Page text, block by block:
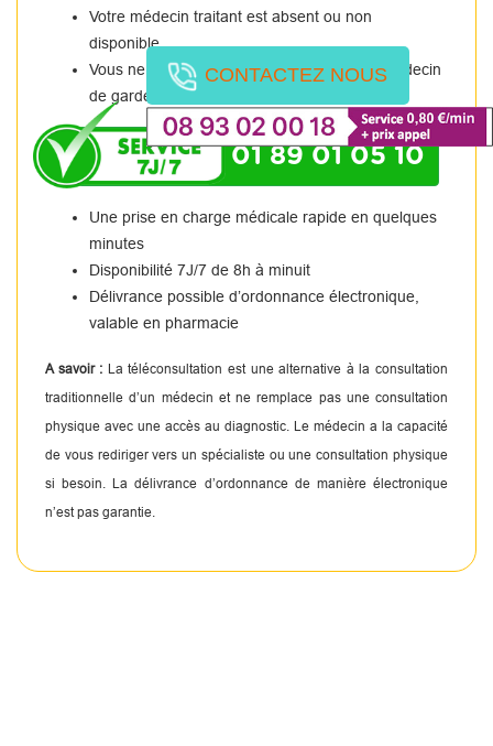
CONTACTEZ NOUS
Votre médecin traitant est absent ou non
disponible.
Vous ne pouvez pas vous rendre chez un médecin
de garde.
01 89 01 05 10
Une prise en charge médicale rapide en quelques
minutes
Disponibilité 7J/7 de 8h à minuit
Délivrance possible d’ordonnance électronique,
valable en pharmacie
A savoir : La téléconsultation est une alternative à la consultation
traditionnelle d’un médecin et ne remplace pas une consultation
physique avec une accès au diagnostic. Le médecin a la capacité
de vous rediriger vers un spécialiste ou une consultation physique
si besoin. La délivrance d’ordonnance de manière électronique
n’est pas garantie.